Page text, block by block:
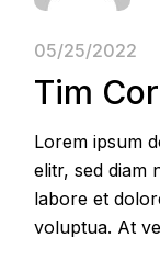
05/25/2022
Tim
Lorem ipsum
elitr, sed diam
labore et
voluptua. At